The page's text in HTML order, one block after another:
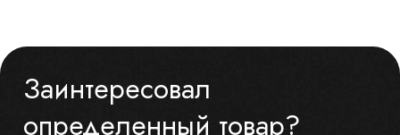
Заинтересовал
определенный товар?